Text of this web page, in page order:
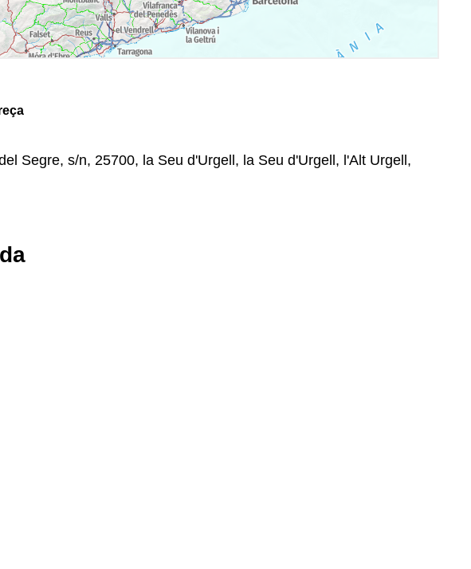
Segre, s/n, 25700, la Seu d'Urgell, la Seu d'Urgell, l'Alt Urgell,